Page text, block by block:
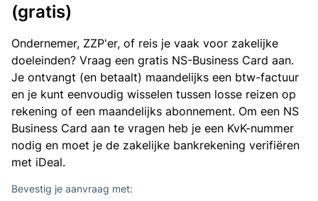
(gratis)
Ondernemer, ZZP'er, of reis je vaak voor zakelijke
doeleinden? Vraag een gratis NS-Business Card aan.
Je ontvangt (en betaalt) maandelijks een btw-factuur
en je kunt eenvoudig wisselen tussen losse reizen op
rekening of een maandelijks abonnement. Om een NS
Business Card aan te vragen heb je een KvK-nummer
nodig en moet je de zakelijke bankrekening verifiëren
met iDeal.
Bevestig je aanvraag met: